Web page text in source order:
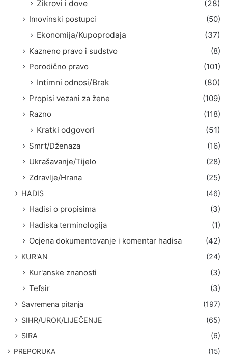
Zikrovi i dove
(28)
Imovinski postupci
(50)
Ekonomija/Kupoprodaja
(37)
Kazneno pravo i sudstvo
(8)
Porodično pravo
(101)
Intimni odnosi/Brak
(80)
Propisi vezani za žene
(109)
Razno
(118)
Kratki odgovori
(51)
Smrt/Dženaza
(16)
Ukrašavanje/Tijelo
(28)
Zdravlje/Hrana
(25)
HADIS (46)
Hadisi o propisima
(3)
Hadiska terminologija
(1)
Ocjena dokumentovanje i komentar hadisa
(42)
KUR'AN (24)
Kur'anske znanosti
(3)
Tefsir
(3)
Savremena pitanja
(197)
SIHR/UROK/LIJEČENJE
(65)
SIRA
(6)
PREPORUKA (15)